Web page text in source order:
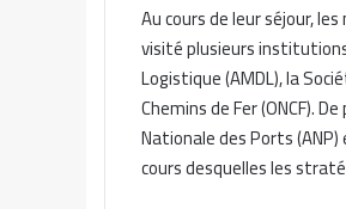
Au cours de leur séjour,
visité plusieurs
Logistique (AMDL), la
Chemins de Fer (ONCF).
Nationale des Ports
cours desquelles les